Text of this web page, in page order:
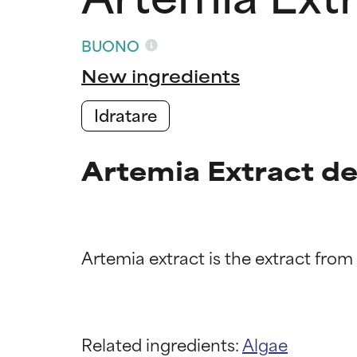
BUONO
New ingredients
Idratare
Artemia Extract
Related ingredients:Algaeparte dei tipi di
parte dei tipi di